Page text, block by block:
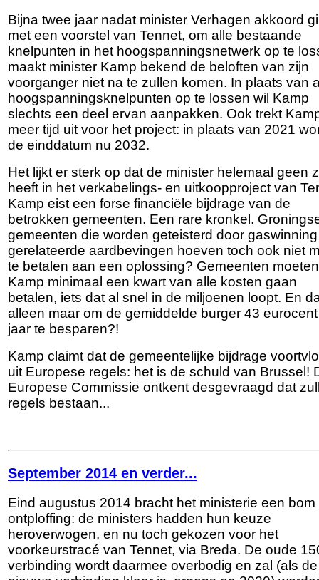
Bijna twee jaar nadat minister Verhagen akkoord
met een voorstel van Tennet, om alle bestaande
knelpunten in het hoogspanningsnetwerk op te
maakt minister Kamp bekend de beloften van zijn
voorganger niet na te zullen komen. In plaats van
hoogspanningsknelpunten op te lossen wil Kamp
slechts een deel ervan aanpakken. Ook trekt
meer tijd uit voor het project: in plaats van 2021
de einddatum nu 2032.
Het lijkt er sterk op dat de minister helemaal geen
heeft in het verkabelings- en uitkoopproject van
Kamp eist een forse financiële bijdrage van de
betrokken gemeenten. Een rare kronkel.
gemeenten die worden geteisterd door gaswinning
gerelateerde aardbevingen hoeven toch ook niet
te betalen aan een oplossing? Gemeenten
Kamp minimaal een kwart van alle kosten gaan
betalen, iets dat al snel in de miljoenen loopt. En
alleen maar om de gemiddelde burger 43
jaar te besparen?!
Kamp claimt dat de gemeentelijke bijdrage
uit Europese regels: het is de schuld van Brussel!
Europese Commissie ontkent desgevraagd dat
regels bestaan...
September 2014 en verder...
Eind augustus 2014 bracht het ministerie een bom
ontploffing: de ministers hadden hun keuze
heroverwogen, en nu toch gekozen voor het
voorkeurstracé van Tennet, via Breda. De oude
verbinding wordt daarmee overbodig en zal (als de